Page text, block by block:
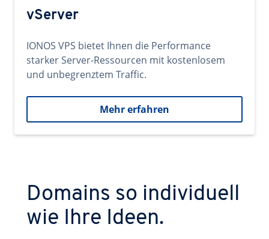
vServer
IONOS VPS bietet Ihnen die Performance
starker Server-Ressourcen mit kostenlosem
und unbegrenztem Traffic.
Mehr erfahren
Domains so individuell
wie Ihre Ideen.